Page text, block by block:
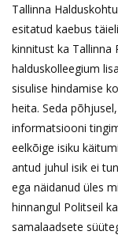
Tallinna
esitatud kaebus
kinnitust ka Tallinna
halduskolleegium
sisulise hindamise
heita. Seda
informatsiooni
eelkõige isiku
antud juhul isik ei
ega näidanud üles
hinnangul Politseil
samalaadsete